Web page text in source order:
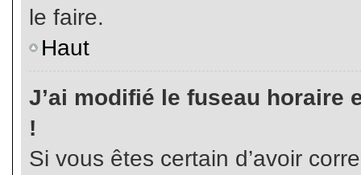
le faire.
Haut
J’ai modifié le fuseau horaire
!
Si vous êtes certain d’avoir